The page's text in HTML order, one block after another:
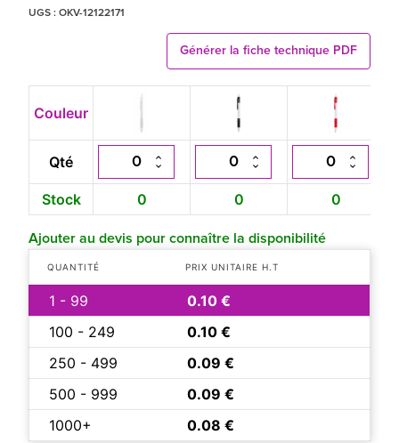
UGS : OKV-12122171
Générer la fiche technique PDF
Couleur
Qté
Stock 0 0 0
Ajouter au devis pour connaître la disponibilité
QUANTITÉ PRIX UNITAIRE H.T
1 - 99
0.10 €
100 - 249
0.10 €
250 - 499
0.09 €
500 - 999
0.09 €
1000+
0.08 €